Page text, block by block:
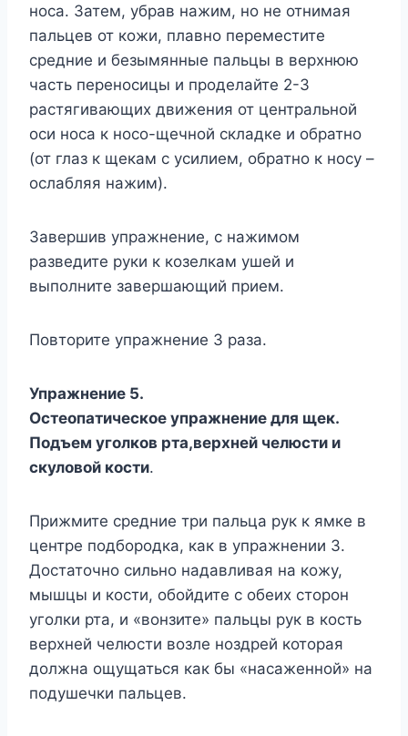
носа. Затем, убрав нажим, но не отнимая
пальцев от кожи, плавно переместите
средние и безымянные пальцы в верхнюю
часть переносицы и проделайте 2-3
растягивающих движения от центральной
оси носа к носо-щечной складке и обратно
(от глаз к щекам с усилием, обратно к носу –
ослабляя нажим).
Завершив упражнение, с нажимом
разведите руки к козелкам ушей и
выполните завершающий прием.
Повторите упражнение 3 раза.
Упражнение 5.
Остеопатическое упражнение для щек.
Подъем уголков рта,верхней челюсти и
скуловой кости.
Прижмите средние три пальца рук к ямке в
центре подбородка, как в упражнении 3.
Достаточно сильно надавливая на кожу,
мышцы и кости, обойдите с обеих сторон
уголки рта, и «вонзите» пальцы рук в кость
верхней челюсти возле ноздрей которая
должна ощущаться как бы «насаженной» на
подушечки пальцев.